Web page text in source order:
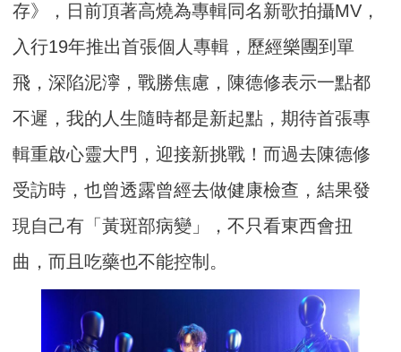
存》，日前頂著高燒為專輯同名新歌拍攝MV，
入行19年推出首張個人專輯，歷經樂團到單
飛，深陷泥濘，戰勝焦慮，陳德修表示一點都
不遲，我的人生隨時都是新起點，期待首張專
輯重啟心靈大門，迎接新挑戰！而過去陳德修
受訪時，也曾透露曾經去做健康檢查，結果發
現自己有「黃斑部病變」，不只看東西會扭
曲，而且吃藥也不能控制。